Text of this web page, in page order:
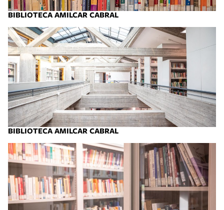
BIBLIOTECA AMILCAR CABRAL
BIBLIOTECA AMILCAR CABRAL